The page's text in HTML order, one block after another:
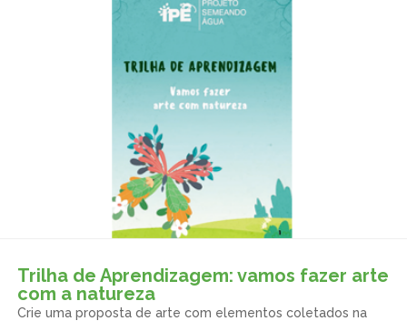
Trilha de Aprendizagem: vamos fazer arte
com a natureza
Crie uma proposta de arte com elementos coletados na